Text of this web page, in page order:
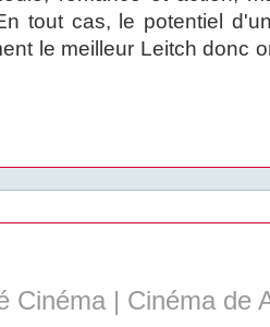
tout cas, le potentiel
le meilleur Leitch donc
Cinéma | Cinéma de